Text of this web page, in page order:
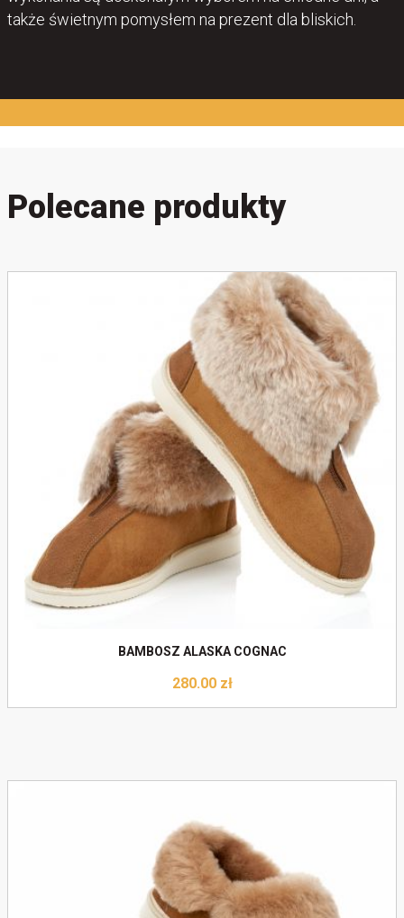
także świetnym pomysłem na prezent dla bliskich.
Polecane produkty
BAMBOSZ ALASKA COGNAC
280.00 zł